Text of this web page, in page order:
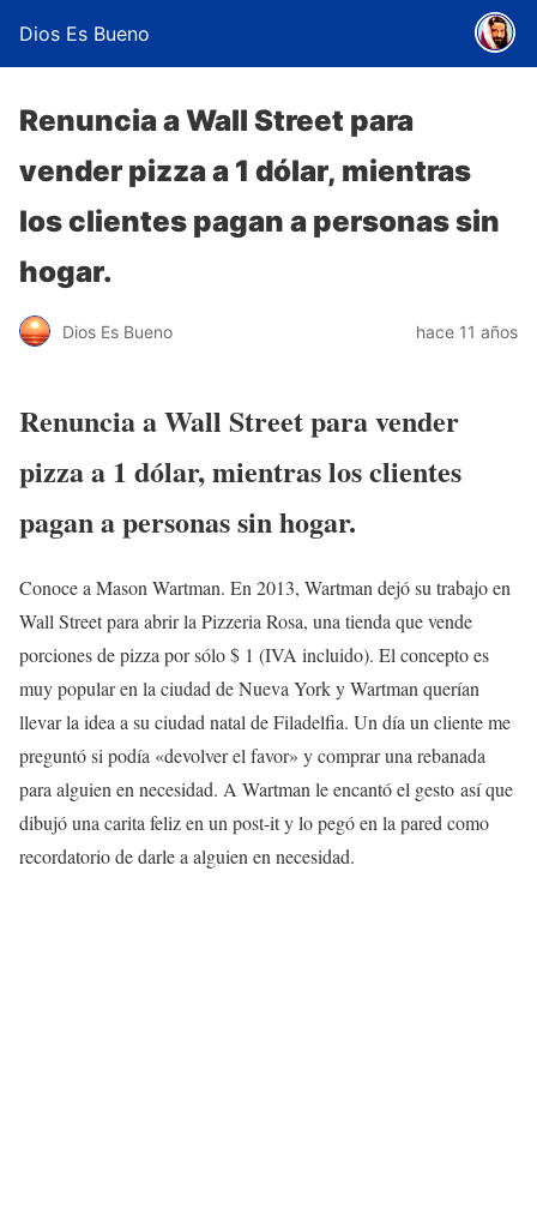
Dios Es Bueno
Renuncia a Wall Street para
vender pizza a 1 dólar, mientras
los clientes pagan a personas sin
hogar.
Dios Es Bueno hace 11 años
Renuncia a Wall Street para vender
pizza a 1 dólar, mientras los clientes
pagan a personas sin hogar.
Conoce a Mason Wartman. En 2013, Wartman dejó su trabajo en
Wall Street para abrir la Pizzeria Rosa, una tienda que vende
porciones de pizza por sólo $ 1 (IVA incluido). El concepto es
muy popular en la ciudad de Nueva York y Wartman querían
llevar la idea a su ciudad natal de Filadelfia. Un día un cliente me
preguntó si podía «devolver el favor» y comprar una rebanada
para alguien en necesidad. A Wartman le encantó el gesto así que
dibujó una carita feliz en un post-it y lo pegó en la pared como
recordatorio de darle a alguien en necesidad.